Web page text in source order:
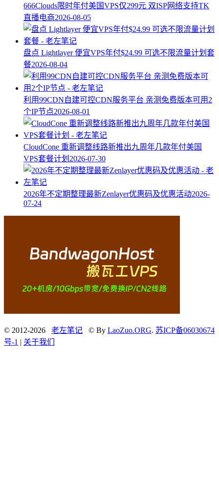
666Clouds限时年付美国VPS仅299元 双ISP网络支持TK
直播电商2026-08-05
盘点 Lightlayer 便宜VPS年付$24.99 可选不限流量计划套
餐2026-08-04
利用99CDN自建可控CDN服务平台 亲测免费版本可用2
个IP节点2026-08-01
CloudCone 重新调整线路新推出九周年几款年付美国
VPS套餐计划 2026-07-30
2026年不定期整理最新Zenlayer优惠码及优惠活动2026-
07-24
© 2012-2026 老左笔记 © By LaoZuo.ORG. 苏ICP备06030674
号-1 | 关于我们